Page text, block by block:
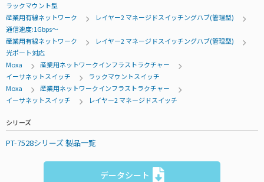
ラックマウント型
産業用有線ネットワーク
レイヤー2 マネージドスイッチングハブ(管理型)
通信速度:1Gbps～
産業用有線ネットワーク
レイヤー2 マネージドスイッチングハブ(管理型)
光ポート対応
Moxa
産業用ネットワークインフラストラクチャー
イーサネットスイッチ
ラックマウントスイッチ
Moxa
産業用ネットワークインフラストラクチャー
イーサネットスイッチ
レイヤー2 マネージドスイッチ
シリーズ
PT-7528シリーズ 製品一覧
データシート